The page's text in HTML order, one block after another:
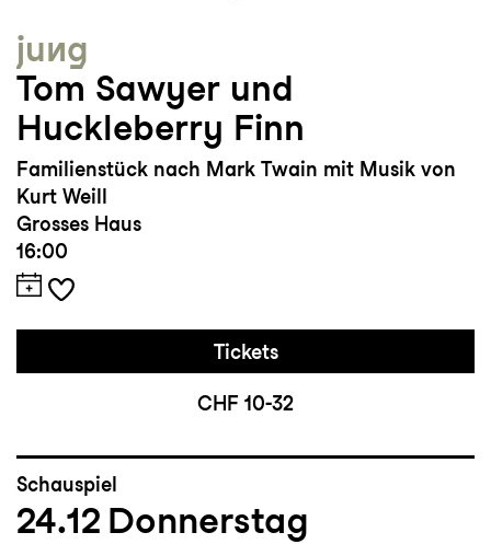
jung
Tom Sawyer und
Huckleberry Finn
Familienstück nach Mark Twain mit Musik von
Kurt Weill
Grosses Haus
16:00
Tickets
CHF 10-32
Schauspiel
24.12 Donnerstag